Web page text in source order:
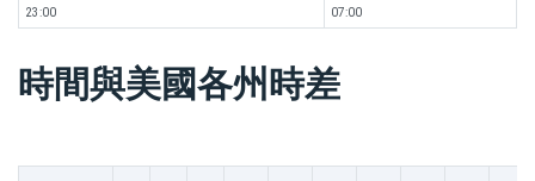
23:00 07:00
時間與美國各州時差